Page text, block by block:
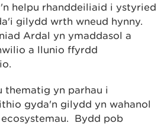
helpu rhanddeiliaid i ystyried
gilydd wrth wneud hynny.
Ardal yn ymaddasol a
a llunio ffyrdd
thematig yn parhau i
gyda'n gilydd yn wahanol
Bydd pob